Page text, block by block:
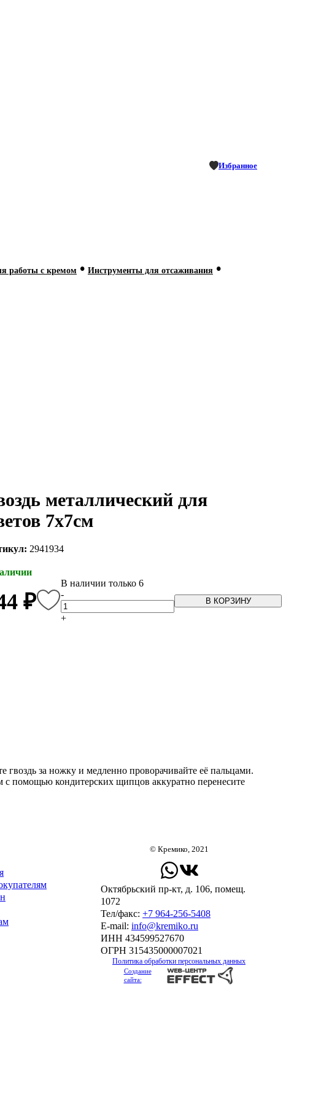
Избранное
работы с кремом • Инструменты для отсаживания •
металлический для
7х7см
2941934
₽
В наличии только 6
-
+
В КОРЗИНУ
гвоздь за ножку и медленно проворачивайте её пальцами.
помощью кондитерских щипцов аккуратно перенесите
© Кремико, 2021
Октябрьский пр-кт, д. 106, помещ.
1072
Тел/факс: +7 964-256-5408
Е-mail: info@kremiko.ru
ИНН 434599527670
ОГРН 315435000007021
Политика обработки персональных данных
Создание
сайта: